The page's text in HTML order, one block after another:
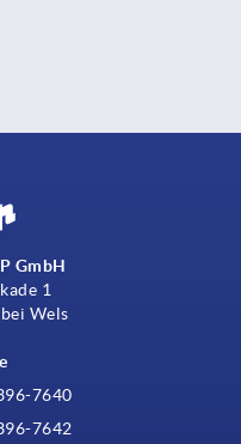
GmbH
1
Wels
7640
7642